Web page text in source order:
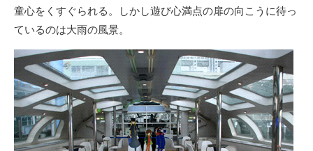
童心をくすぐられる。しかし遊び心満点の扉の向こうに待っ
ているのは大雨の風景。